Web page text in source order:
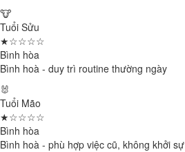
🐮
Tuổi Sửu
★☆☆☆☆
Bình hòa
Bình hoà - duy trì routine thường ngày
🐰
Tuổi Mão
★☆☆☆☆
Bình hòa
Bình hoà - phù hợp việc cũ, không khởi sự